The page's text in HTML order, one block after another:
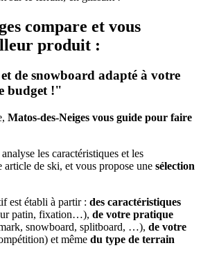
compare et vous
produit :
de snowboard adapté à votre
budget !"
Matos-des-Neiges vous guide pour faire
les caractéristiques et les
article de ski, et vous propose une sélection
est établi à partir : des caractéristiques
patin, fixation…), de votre pratique
snowboard, splitboard, …), de votre
et même du type de terrain